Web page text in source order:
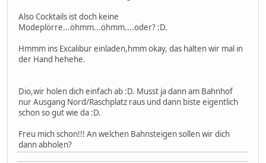
Also Cocktails ist doch keine
Modeplörre...öhmm...öhmm....oder? :D.
Hmmm ins Excalibur einladen,hmm okay, das halten wir mal in
der Hand hehehe.
Dio,wir holen dich einfach ab :D. Musst ja dann am Bahnhof
nur Ausgang Nord/Raschplatz raus und dann biste eigentlich
schon so gut wie da :D.
Freu mich schon!!! An welchen Bahnsteigen sollen wir dich
dann abholen?